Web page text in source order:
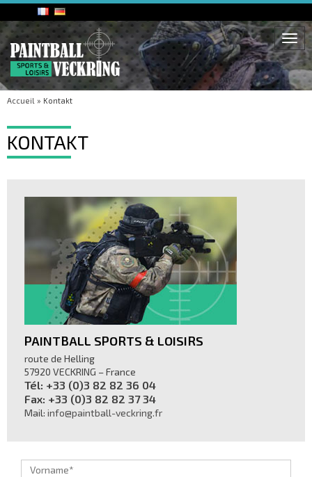
Accueil » Kontakt
KONTAKT
PAINTBALL SPORTS & LOISIRS
route de Helling
57920 VECKRING – France
Tél: +33 (0)3 82 82 36 04
Fax: +33 (0)3 82 82 37 34
Mail: info@paintball-veckring.fr